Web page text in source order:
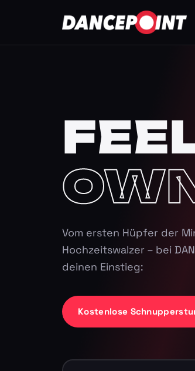
Vom ersten Hüpfer der
Hochzeitswalzer – bei
deinen Einstieg:
Kostenlose